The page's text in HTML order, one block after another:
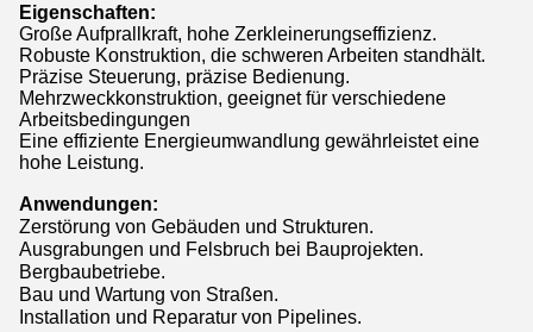
Eigenschaften:
Große Aufprallkraft, hohe Zerkleinerungseffizienz.
Robuste Konstruktion, die schweren Arbeiten standhält.
Präzise Steuerung, präzise Bedienung.
Mehrzweckkonstruktion, geeignet für verschiedene
Arbeitsbedingungen
Eine effiziente Energieumwandlung gewährleistet eine
hohe Leistung.
Anwendungen:
Zerstörung von Gebäuden und Strukturen.
Ausgrabungen und Felsbruch bei Bauprojekten.
Bergbaubetriebe.
Bau und Wartung von Straßen.
Installation und Reparatur von Pipelines.